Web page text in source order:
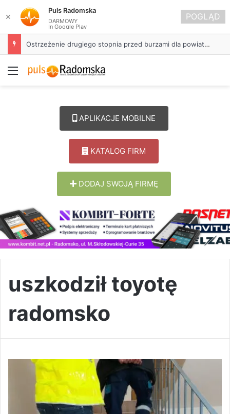
Ostrzeżenie drugiego stopnia przed burzami dla powiatu radomszczańskiego
Menu
APLIKACJE MOBILNE
KATALOG FIRM
DODAJ SWOJĄ FIRMĘ
uszkodził toyotę
radomsko
✕
Puls Radomska
DARMOWY
In Google Play
POGLĄD